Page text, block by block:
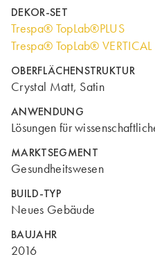
DEKOR-SET
Trespa® TopLab®PLUS
Trespa® TopLab®
OBERFLÄCHENSTRUKTUR
Crystal Matt, Satin
ANWENDUNG
Lösungen für
MARKTSEGMENT
Gesundheitswesen
BUILD-TYP
Neues Gebäude
BAUJAHR
2016